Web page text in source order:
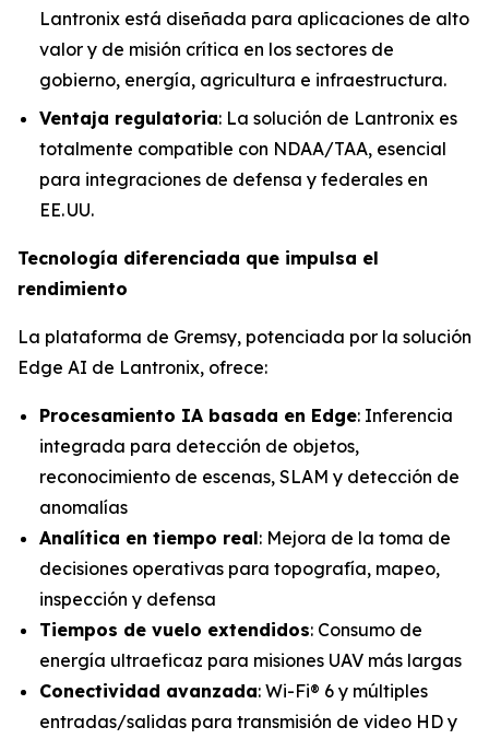
Lantronix está diseñada para aplicaciones de alto
valor y de misión crítica en los sectores de
gobierno, energía, agricultura e infraestructura.
Ventaja regulatoria: La solución de Lantronix es
totalmente compatible con NDAA/TAA, esencial
para integraciones de defensa y federales en
EE. UU.
Tecnología diferenciada que impulsa el
rendimiento
La plataforma de Gremsy, potenciada por la solución
Edge AI de Lantronix, ofrece:
Procesamiento IA basada en Edge: Inferencia
integrada para detección de objetos,
reconocimiento de escenas, SLAM y detección de
anomalías
Analítica en tiempo real: Mejora de la toma de
decisiones operativas para topografía, mapeo,
inspección y defensa
Tiempos de vuelo extendidos: Consumo de
energía ultraeficaz para misiones UAV más largas
Conectividad avanzada: Wi-Fi® 6 y múltiples
entradas/salidas para transmisión de video HD y